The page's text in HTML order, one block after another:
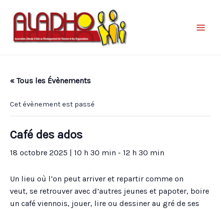
« Tous les Évènements
Cet évènement est passé
Café des ados
18 octobre 2025 | 10 h 30 min - 12 h 30 min
Un lieu où l’on peut arriver et repartir comme on
veut, se retrouver avec d’autres jeunes et papoter, boire
un café viennois, jouer, lire ou dessiner au gré de ses